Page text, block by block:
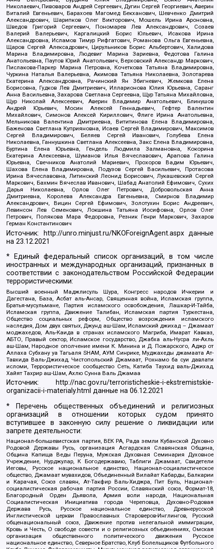
Николаевич, Пивоваров Андрей Сергеевич, Дугин Сергей Георгиевич, Аверин
Виталий Евгеньевич, Барахоев Магомед Бекханович, Шевченко Дмитрий
Александрович, Шарипков Олег Викторович, Мошель Ирина Ароновна,
Шведов Григорий Сергеевич, Пономарев Лев Александрович, Созаев
Валерий Валерьевич, Каргалицкий Борис Юльевич, Исакова Ирина
Александровна, Исламов Тимур Рифгатович, Романова Ольга Евгеньевна,
Щаров Сергей Алексадрович, Цирульников Борис Альбертович, Халидова
Марина Владимировна, Людевиг Марина Зариевна, Федотова Галина
Анатольевна, Паутов Юрий Анатольевич, Верховский Александр Маркович,
Пислакова-Паркер Марина Петровна, Кочеткова Татьяна Владимировна,
Чуркина Наталья Валерьевна, Акимова Татьяна Николаевна, Золотарева
Екатерина Александровна, Рачинский Ян Збигневич, Жемкова Елена
Борисовна, Гудков Лев Дмитриевич, Илларионова Юлия Юрьевна, Саранг
Анна Васильевна, Захарова Светлана Сергеевна, Щур Татьяна Михайловна,
Щур Николай Алексеевич, Аверин Владимир Анатольевич, Блинушов
Андрей Юрьевич, Мосин Алексей Геннадьевич, Гефтер Валентин
Михайлович, Симонов Алексей Кириллович, Флиге Ирина Анатольевна,
Мельникова Валентина Дмитриевна, Вититинова Елена Владимировна,
Баженова Светлана Куприяновна, Исаев Сергей Владимирович, Максимов
Сергей Владимирович, Беляев Сергей Иванович, Голубева Елена
Николаевна, Ганнушкина Светлана Алексеевна, Закс Елена Владимировна,
Буртина Елена Юрьевна, Гендель Людмила Залмановна, Кокорина
Екатерина Алексеевна, Шуманов Илья Вячеславович, Арапова Галина
Юрьевна, Свечников Анатолий Мариевич, Прохоров Вадим Юрьевич,
Шахова Елена Владимировна, Подузов Сергей Васильевич, Протасова
Ирина Вячеславовна, Литинский Леонид Борисович, Лукашевский Сергей
Маркович, Бахмин Вячеслав Иванович, Шабад Анатолий Ефимович, Сухих
Дарья Николаевна, Орлов Олег Петрович, Добровольская Анна
Дмитриевна, Королева Александра Евгеньевна, Смирнов Владимир
Александрович, Вицин Сергей Ефимович, Золотухин Борис Андреевич,
Левинсон Лев Семенович, Локшина Татьяна Иосифовна, Орлов Олег
Петрович, Полякова Мара Федоровна, Резник Генри Маркович, Захаров
Герман Константинович
Источник: http://unro.minjust.ru/NKOForeignAgent.aspxданные
на23.12.2021
* Единый федеральный список организаций, в том числе
иностранных и международных организаций, признанных в
соответствии с законодательством Российской Федерации
террористическими:
Высший военный Маджлисуль Шура, Конгресс народов Ичкерии и
Дагестана, База, Асбат аль-Ансар, Священная война, Исламская группа,
Братья-мусульмане, Партия исламского освобождения, Лашкар-И-Тайба,
Исламская группа, Движение Талибан, Исламская партия Туркестана,
Общество социальных реформ, Общество возрождения исламского
наследия, Дом двух святых, Джунд аш-Шам, Исламский джихад – Джамаат
моджахедов, Аль-Каида в странах исламского Магриба, Имарат Кавказ,
АБТО, Правый сектор, Исламское государство, Джабха аль-Нусра ли-Ахль
аш-Шам, Народное ополчение имени К. Минина и Д. Пожарского, Аджр от
Аллаха Субхану уа Тагьаля SHAM, АУМ Синрике, Муджахеды джамаата Ат-
Тавхида Валь-Джихад, Чистопольский Джамаат, Рохнамо ба суи давлати
исломи, Террористическое сообщество Сеть, Катиба Таухид валь-Джихад,
Хайят Тахрир аш-Шам, Ахлю Сунна Валь Джамаа
Источник:
http://nac.gov.ru/terroristicheskie-i-ekstremistskie-
organizacii-i-materialy.html данные на06.12.2021
* Перечень общественных объединений и религиозных
организаций в отношении которых судом принято
вступившее в законную силу решение о ликвидации или
запрете деятельности:
Национал-большевистская партия, ВЕК РА, Рада земли Кубанской Духовно
Родовой Державы Русь, организация Асгардская Славянская Община,
Община Капища Веды Перуна, Мужская Духовная Семинария Духовное
Учреждение, Нурджулар, К Богодержавию, Таблиги Джамаат, Свидетели
Иеговы, Русское национальное единство, Национал-социалистическое
общество, Джамаат мувахидов, Объединенный Вилайат Кабарды, Балкарии
и Карачая, Союз славян, Ат-Такфир Валь-Хиджра, Пит Буль, Национал-
социалистическая рабочая партия России, Славянский союз, Формат-18,
Благородный Орден Дьявола, Армия воли народа, Национальная
Социалистическая Инициатива города Череповца, Духовно-Родовая
Держава Русь, Русское национальное единство, Древнерусской
Инглистической церкви Православных Староверов-Инглингов, Русский
общенациональный союз, Движение против нелегальной иммиграции,
Кровь и Честь, О свободе совести и о религиозных объединениях, Омская
организация общественного политического движения Русское
национальное единство, Северное Братство, Клуб Болельщиков Футбольного